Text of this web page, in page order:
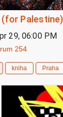
(for Palestine)
29, 06:00 PM
254
kniha Praha